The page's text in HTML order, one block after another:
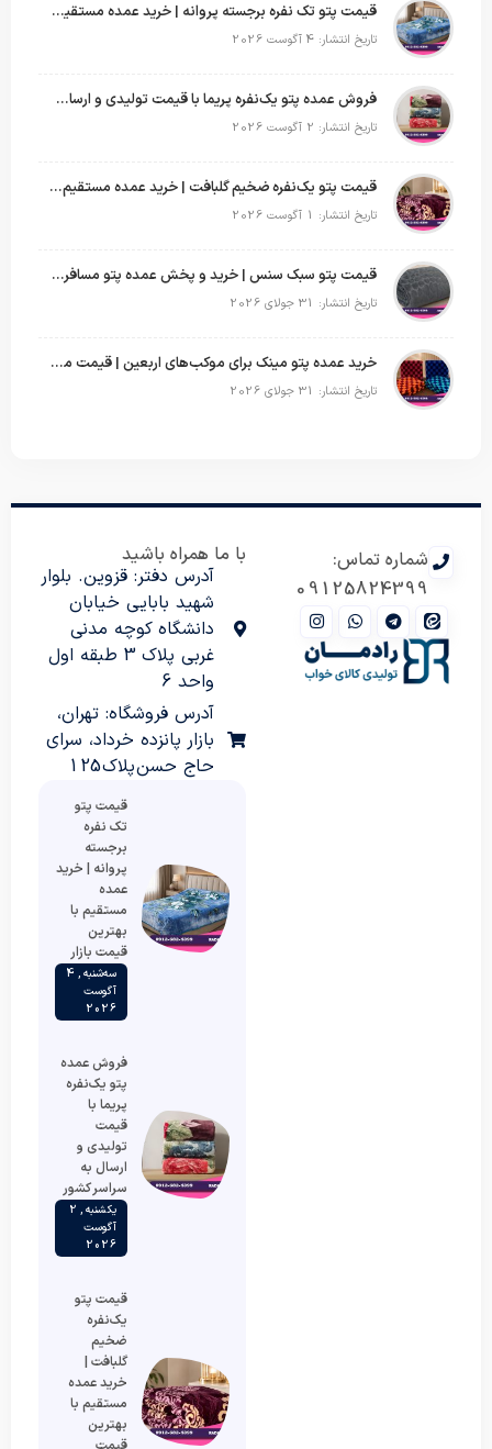
قیمت پتو تک نفره برجسته پروانه | خرید عمده مستقیم با بهترین قیمت بازار
تاریخ انتشار: 4 آگوست 2026
فروش عمده پتو یک‌نفره پریما با قیمت تولیدی و ارسال به سراسر کشور
تاریخ انتشار: 2 آگوست 2026
قیمت پتو یک‌نفره ضخیم گلبافت | خرید عمده مستقیم با بهترین قیمت
تاریخ انتشار: 1 آگوست 2026
قیمت پتو سبک سنس | خرید و پخش عمده پتو مسافرتی Sense
تاریخ انتشار: 31 جولای 2026
خرید عمده پتو مینک برای موکب‌های اربعین | قیمت مناسب و ارسال سریع
تاریخ انتشار: 31 جولای 2026
شماره تماس:
09125824399
با ما همراه باشید
آدرس دفتر: قزوین. بلوار
شهید بابایی خیابان
دانشگاه کوچه مدنی
غربی پلاک 3 طبقه اول
واحد 6
آدرس فروشگاه: تهران،
بازار پانزده خرداد، سرای
حاج حسن پلاک 125
قیمت پتو
تک نفره
برجسته
پروانه | خرید
عمده
مستقیم با
بهترین
قیمت بازار
سه‌شنبه , 4
آگوست
2026
فروش عمده
پتو یک‌نفره
پریما با
قیمت
تولیدی و
ارسال به
سراسر کشور
یکشنبه , 2
آگوست
2026
قیمت پتو
یک‌نفره
ضخیم
گلبافت |
خرید عمده
مستقیم با
بهترین